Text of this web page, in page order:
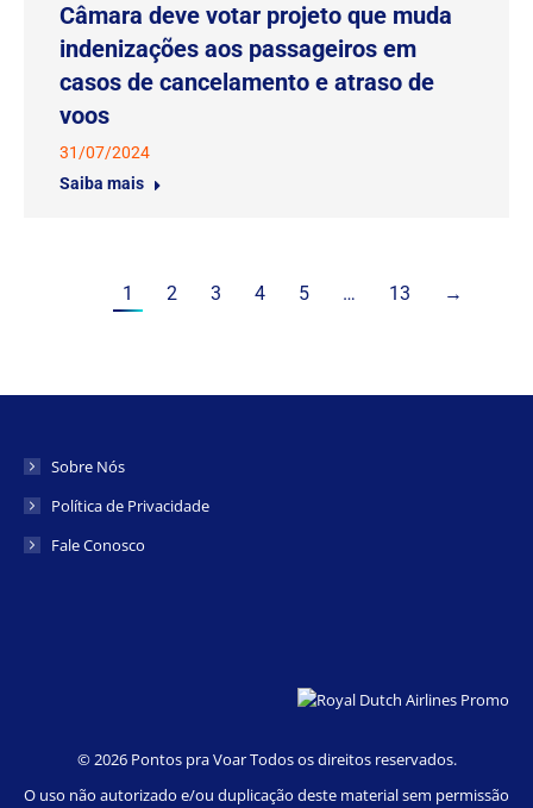
Câmara deve votar projeto que muda
indenizações aos passageiros em
casos de cancelamento e atraso de
voos
31/07/2024
Saiba mais
1 2 3 4 5 … 13 →
Sobre Nós
Política de Privacidade
Fale Conosco
©2026 Pontos pra Voar Todos os direitos reservados.
O uso não autorizado e/ou duplicação deste material sem permissão